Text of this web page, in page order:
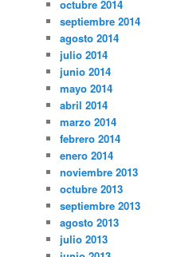
octubre 2014
septiembre 2014
agosto 2014
julio 2014
junio 2014
mayo 2014
abril 2014
marzo 2014
febrero 2014
enero 2014
noviembre 2013
octubre 2013
septiembre 2013
agosto 2013
julio 2013